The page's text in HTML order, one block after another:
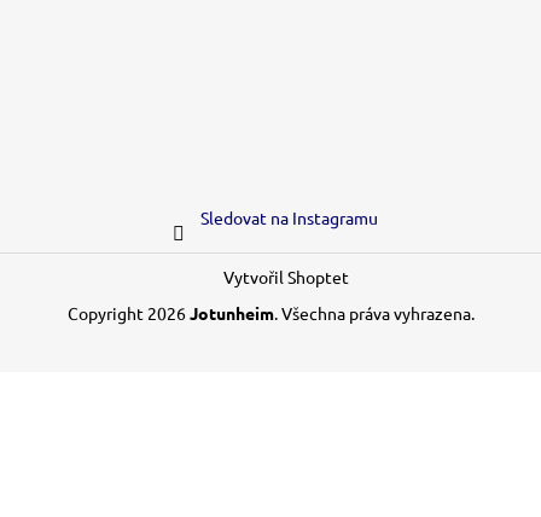
Sledovat na Instagramu
Vytvořil Shoptet
Copyright 2026Jotunheim. Všechna práva vyhrazena.